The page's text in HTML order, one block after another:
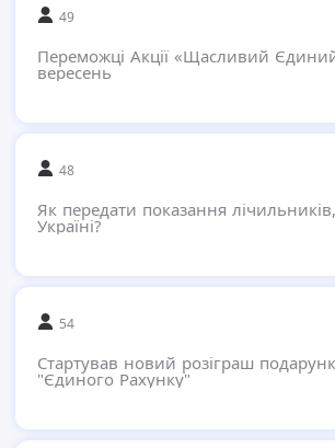
49
Переможці Акції «Щасливий
вересень
48
Як передати показання
Україні?
54
Стартував новий розіграш
"Єдиного Рахунку"